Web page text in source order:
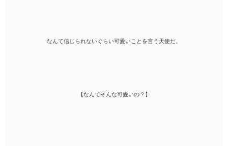
なんて信じられないぐらい可愛いことを言う天使だ。
【なんでそんな可愛いの？】